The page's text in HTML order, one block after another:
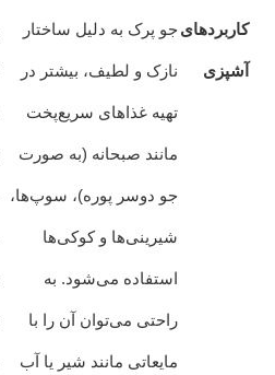
کاربردهای
آشپزی
جو پرک به دلیل ساختار
نازک و لطیف، بیشتر در
تهیه غذاهای سریع‌پخت
مانند صبحانه (به صورت
جو دوسر پوره)، سوپ‌ها،
شیرینی‌ها و کوکی‌ها
استفاده می‌شود. به
راحتی می‌توان آن را با
مایعاتی مانند شیر یا آب